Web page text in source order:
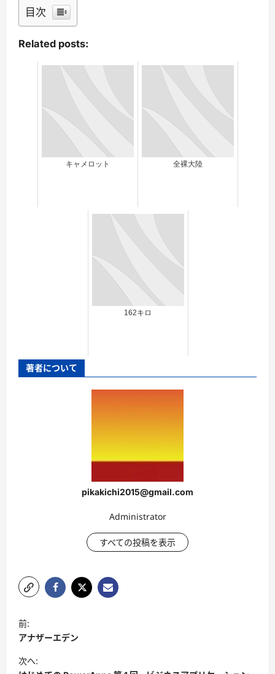
目次
Related posts:
キャメロット 全裸大陸
162キロ
著者について
pikakichi2015@gmail.com
Administrator
すべての投稿を表示
投
稿
ナ
前:
アナザーエデン
次へ: